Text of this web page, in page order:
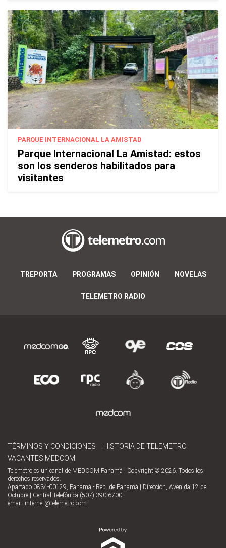
PARQUE INTERNACIONAL LA AMISTAD
Parque Internacional La Amistad: estos
son los senderos habilitados para
visitantes
TREPORTA PROGRAMAS OPINIÓN NOVELAS
TELEMETRO RADIO
TÉRMINOS Y CONDICIONES
HISTORIA DE TELEMETRO
VACANTES MEDCOM
Telemetro es un canal de MEDCOM Panamá | Copyright © 2026. Todos los
derechos reservados.
Apartado 0834-00129, Panamá - Rep. de Panamá | Dirección, Avenida 12 de
Octubre | Central Telefónica (507) 390-6700
email: internet@telemetro.com